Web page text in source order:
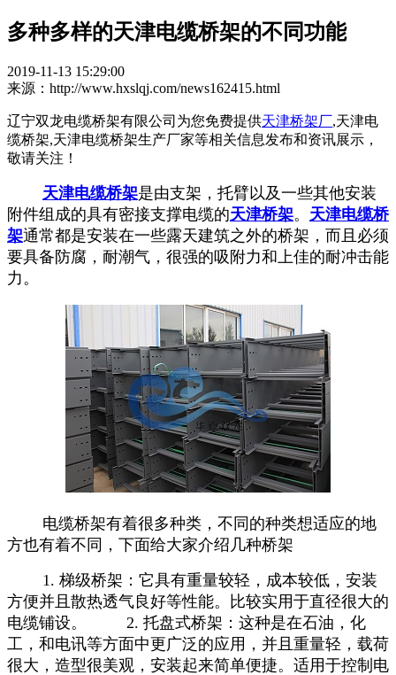
多种多样的天津电缆桥架的不同功能
2019-11-13 15:29:00
来源：http://www.hxslqj.com/news162415.html
辽宁双龙电缆桥架有限公司为您免费提供天津桥架厂,天津电
缆桥架,天津电缆桥架生产厂家等相关信息发布和资讯展示，
敬请关注！
天津电缆桥架是由支架，托臂以及一些其他安装
附件组成的具有密接支撑电缆的天津桥架。 天津电缆桥
架通常都是安装在一些露天建筑之外的桥架，而且必须
要具备防腐，耐潮气，很强的吸附力和上佳的耐冲击能
力。
电缆桥架有着很多种类，不同的种类想适应的地
方也有着不同，下面给大家介绍几种桥架
1. 梯级桥架：它具有重量较轻，成本较低，安装
方便并且散热透气良好等性能。比较实用于直径很大的
电缆铺设。 2. 托盘式桥架：这种是在石油，化
工，和电讯等方面中更广泛的应用，并且重量轻，载荷
很大，造型很美观，安装起来简单便捷。适用于控制电